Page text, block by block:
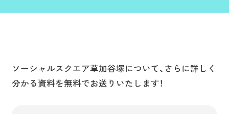
ソーシャルスクエア草加谷塚について、 さらに詳しく
分かる資料を無料でお送りいたします！